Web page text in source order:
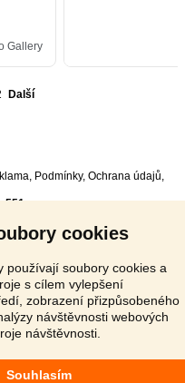
cookies
používají soubory cookies a
s cílem vylepšení
zobrazení přizpůsobeného
návštěvnosti webových
návštěvnosti.
Souhlasím
Další
, Podmínky, Ochrana údajů,
551
Rakousko